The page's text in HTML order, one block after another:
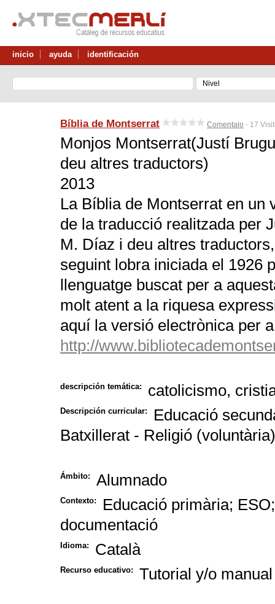
inicio ayuda identificación
Bíblia de Montserrat Comentalo - 17
Monjos Montserrat(Justí
deu altres traductors)
2013
La Bíblia de Montserrat en un
de la traducció realitzada per
M. Díaz i deu altres
seguint lobra iniciada el 1926
llenguatge buscat per a
molt atent a la riquesa
aquí la versió electrònica per
http://
descripción temática: catolicismo,
Descripción curricular:
Educació
Batxillerat - Religió
Ámbito: Alumnado
Contexto:
Educació primària;
documentació
Idioma: Català
Recurso educativo: Tutorial y/o manual